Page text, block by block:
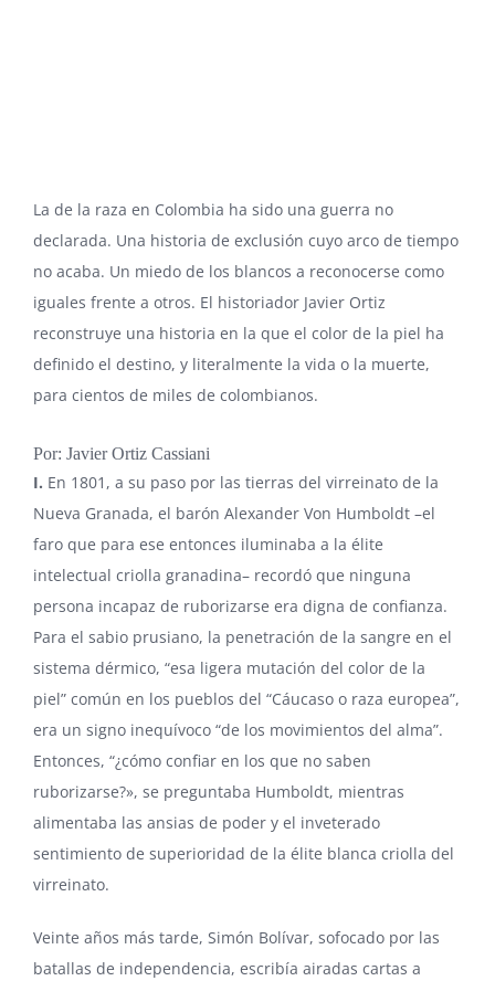
La de la raza en Colombia ha sido una guerra no
declarada. Una historia de exclusión cuyo arco de tiempo
no acaba. Un miedo de los blancos a reconocerse como
iguales frente a otros. El historiador Javier Ortiz
reconstruye una historia en la que el color de la piel ha
definido el destino, y literalmente la vida o la muerte,
para cientos de miles de colombianos.
Por: Javier Ortiz Cassiani
I. En 1801, a su paso por las tierras del virreinato de la
Nueva Granada, el barón Alexander Von Humboldt –el
faro que para ese entonces iluminaba a la élite
intelectual criolla granadina– recordó que ninguna
persona incapaz de ruborizarse era digna de confianza.
Para el sabio prusiano, la penetración de la sangre en el
sistema dérmico, “esa ligera mutación del color de la
piel” común en los pueblos del “Cáucaso o raza europea”,
era un signo inequívoco “de los movimientos del alma”.
Entonces, “¿cómo confiar en los que no saben
ruborizarse?», se preguntaba Humboldt, mientras
alimentaba las ansias de poder y el inveterado
sentimiento de superioridad de la élite blanca criolla del
virreinato.
Veinte años más tarde, Simón Bolívar, sofocado por las
batallas de independencia, escribía airadas cartas a